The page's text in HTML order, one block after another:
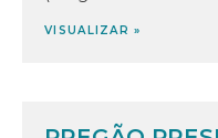
VISUALIZAR »